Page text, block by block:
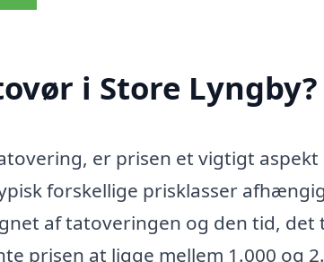
i Store Lyngby?
er prisen et vigtigt aspekt
forskellige prisklasser
af tatoveringen og den tid, det
prisen at ligge mellem 1.000 og